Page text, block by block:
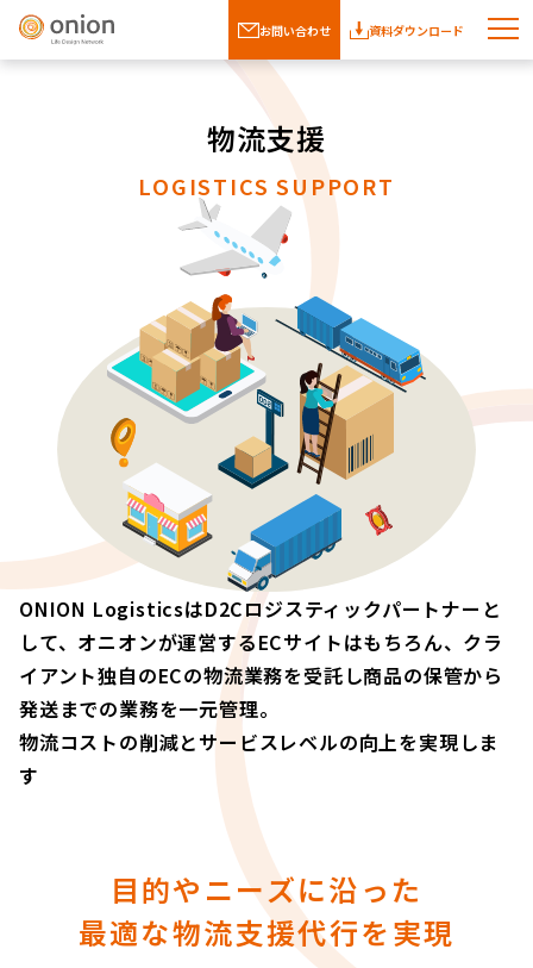
お問い合わせ 資料ダウンロード
物流支援
LOGISTICS SUPPORT
ONION LogisticsはD2Cロジスティックパートナーと
して、オニオンが運営するECサイトはもちろん、クラ
イアント独自のECの物流業務を受託し商品の保管から
発送までの業務を一元管理。
物流コストの削減とサービスレベルの向上を実現しま
す
目的やニーズに沿った
最適な物流支援代行を実現